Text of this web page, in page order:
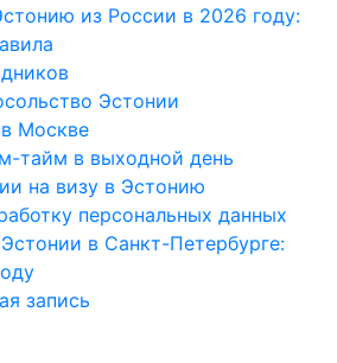
из России в 2026 году:
Эстонии
Москве
тайм в выходной день
на визу в Эстонию
персональных данных
в Санкт-Петербурге:
запись